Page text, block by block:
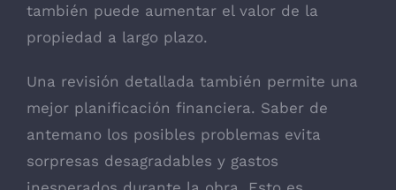
también puede aumentar el valor de la
propiedad a largo plazo.
Una revisión detallada también permite una
mejor planificación financiera. Saber de
antemano los posibles problemas evita
sorpresas desagradables y gastos